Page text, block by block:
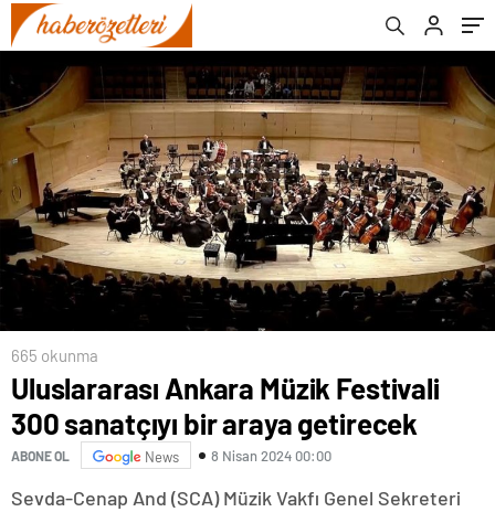
665 okunma
Uluslararası Ankara Müzik Festivali
300 sanatçıyı bir araya getirecek
ABONE OL News 8 Nisan 2024 00:00
Sevda-Cenap And (SCA) Müzik Vakfı Genel Sekreteri